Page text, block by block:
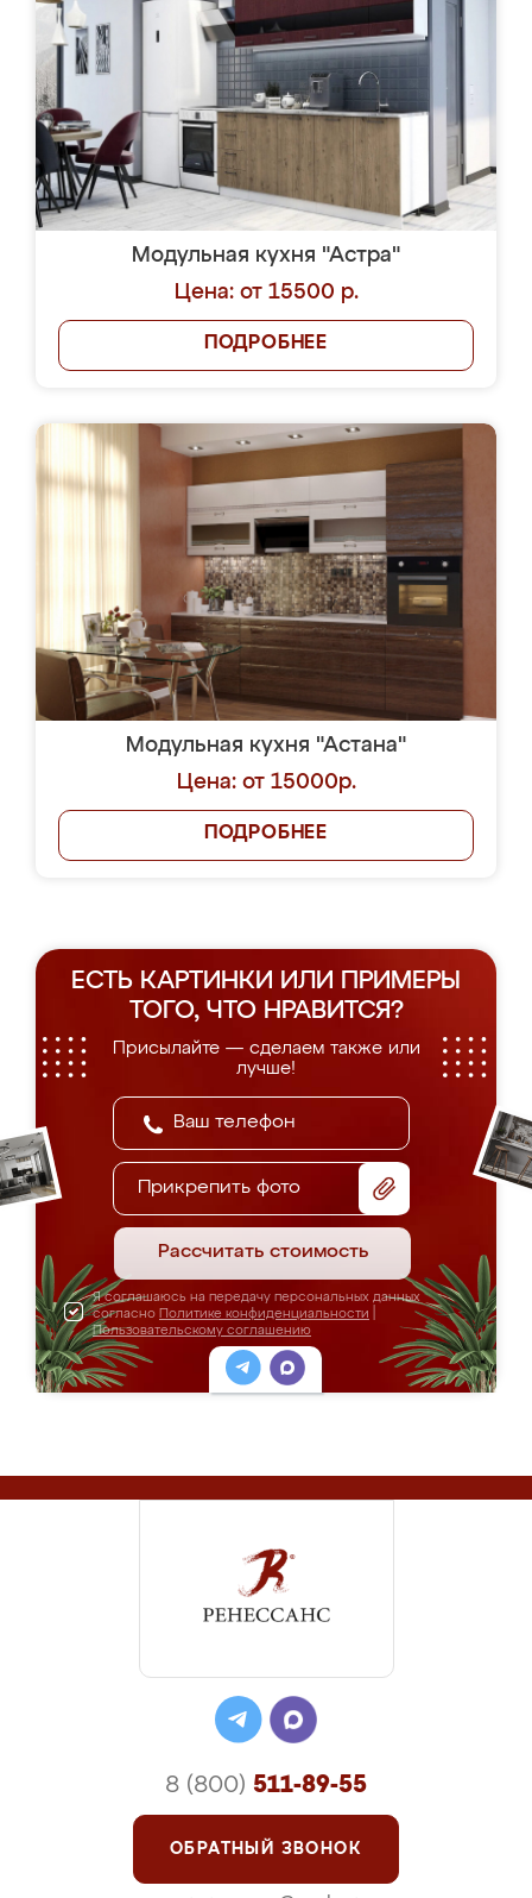
Модульная кухня "Астра"
Цена: от 15500 р.
ПОДРОБНЕЕ
Модульная кухня "Астана"
Цена: от 15000р.
ПОДРОБНЕЕ
ЕСТЬ КАРТИНКИ ИЛИ ПРИМЕРЫ
ТОГО, ЧТО НРАВИТСЯ?
Присылайте — сделаем также или
лучше!
Прикрепить фото
Рассчитать стоимость
Я соглашаюсь на передачу персональных данных
согласно Политике конфиденциальности
Пользовательскому соглашению
8 (800) 511-89-55
ОБРАТНЫЙ ЗВОНОК